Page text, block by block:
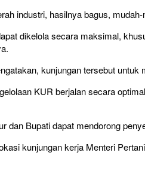
industri, hasilnya bagus,
dikelola secara maksimal,
kunjungan tersebut
KUR berjalan secara
dan Bupati dapat mendorong
kunjungan kerja Menteri